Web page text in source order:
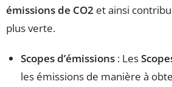
émissions de CO2 et ainsi
plus verte.
Scopes d’émissions : Les
les émissions de manière à